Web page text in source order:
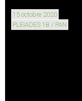
15 octobre 2020
PLEIADES 1B / PAN